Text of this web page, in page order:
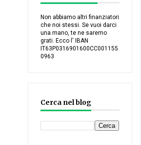
Non abbiamo altri finanziatori
che noi stessi. Se vuoi darci
una mano, te ne saremo
grati. Ecco l' IBAN
IT63P0316901600CC001155
0963
Cerca nel blog